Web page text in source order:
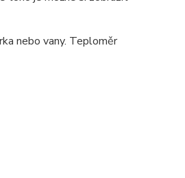
nebo vany. Teploměr